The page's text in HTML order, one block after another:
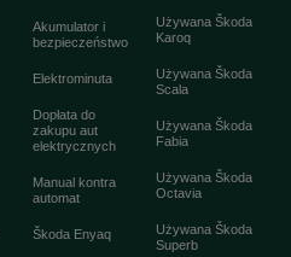
Akumulator i
bezpieczeństwo
Elektrominuta
Dopłata do
zakupu aut
elektrycznych
Manual kontra
automat
Škoda Enyaq
Używana Škoda
Karoq
Używana Škoda
Scala
Używana Škoda
Fabia
Używana Škoda
Octavia
Używana Škoda
Superb